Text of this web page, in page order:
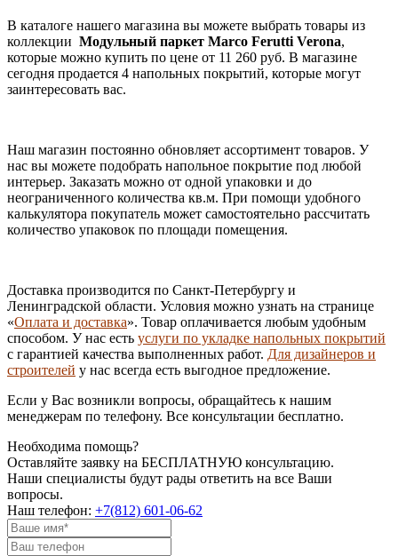
В каталоге нашего магазина вы можете выбрать товары из
коллекции Модульный паркет Marco Ferutti Verona,
которые можно купить по цене от 11 260 руб. В магазине
сегодня продается 4 напольных покрытий, которые могут
заинтересовать вас.
Наш магазин постоянно обновляет ассортимент товаров. У
нас вы можете подобрать напольное покрытие под любой
интерьер. Заказать можно от одной упаковки и до
неограниченного количества кв.м. При помощи удобного
калькулятора покупатель может самостоятельно рассчитать
количество упаковок по площади помещения.
Доставка производится по Санкт-Петербургу и
Ленинградской области. Условия можно узнать на странице
«Оплата и доставка». Товар оплачивается любым удобным
способом. У нас есть услуги по укладке напольных покрытий
с гарантией качества выполненных работ. Для дизайнеров и
строителей у нас всегда есть выгодное предложение.
Если у Вас возникли вопросы, обращайтесь к нашим
менеджерам по телефону. Все консультации бесплатно.
Необходима помощь?
Оставляйте заявку на БЕСПЛАТНУЮ консультацию.
Наши специалисты будут рады ответить на все Ваши
вопросы.
Наш телефон: +7(812) 601-06-62